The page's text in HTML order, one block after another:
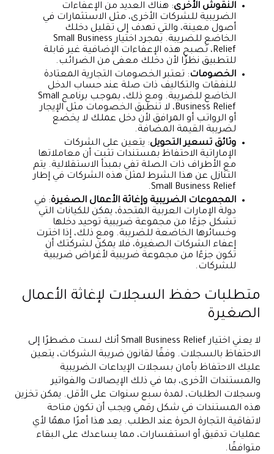
النقوش الأخرى: هناك العديد من الإعفاءات
الضريبية للشركات الأخرى، مثل الاستثمارات في
أصول معينة، والتي تهدف إلى تقليل دخلك
الخاضع للضريبة. بمجرد اختيار Small Business
Relief، تصبح هذه الإعفاءات الإضافية غير قابلة
للتطبيق نظرًا لأن دخلك معفى من الضرائب.
الخصومات: تعتبر الخصومات التجارية المعتادة
للنفقات والتكاليف ذات صلة عند حساب الدخل
الخاضع للضريبة. ومع ذلك، بموجب برنامج Small
Business Relief، لا تنطبق الخصومات مثل الإيجار
أو الرواتب أو المرافق لأن دخل عملك لا يخضع
لضريبة القيمة المضافة.
وثائق تسعير التحويل: يتعين على الشركات
الإماراتية الاحتفاظ بمستندات تثبت أن معاملاتها
مع الأطراف ذات الصلة تفي بمبدأ الاستقلالية. يتم
التنازل عن هذا الشرط لمثل هذه الشركات في إطار
Small Business Relief.
المجموعات الضريبية وإغاثة الأعمال الصغيرة: في
دولة الإمارات العربية المتحدة، يمكن للكيانات التي
تشكل جزءًا من مجموعة ضريبية توحيد دخلها
وخسائرها الخاضعة للضريبة. ومع ذلك، إذا اخترت
إعفاء الشركات الصغيرة، فلا يمكن لشركتك أن
تكون جزءًا من مجموعة ضريبية لأغراض ضريبية
للشركات.
متطلبات حفظ السجلات لإغاثة الأعمال
الصغيرة
لا يعني اختيار Small Business Relief أنك لست مضطرًا إلى
الاحتفاظ بالسجلات. وفقًا لقانون ضريبة الشركات، يتعين
عليك الاحتفاظ بأمان بسجلات الإيداعات الضريبية
والمستندات الأخرى، بما في ذلك الإيصالات والفواتير
وسجلات الطلبات، لمدة سبع سنوات على الأقل. يمكن تخزين
هذه المستندات في شكل رقمي ويجب أن تكون متاحة
لاتفاقية التجارة الحرة عند الطلب. يعد هذا أمرًا مهمًا لأي
عمليات تدقيق أو استفسارات، مما يساعدك على البقاء
متوافقًا.